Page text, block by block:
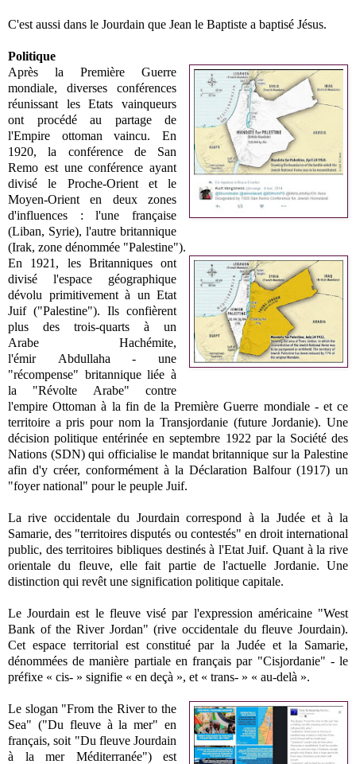
C'est aussi dans le Jourdain que Jean le Baptiste a baptisé Jésus.
Politique
Après la Première Guerre
mondiale, diverses conférences
réunissant les Etats vainqueurs
ont procédé au partage de
l'Empire ottoman vaincu. En
1920, la conférence de San
Remo est une conférence ayant
divisé le Proche-Orient et le
Moyen-Orient en deux zones
d'influences : l'une française
(Liban, Syrie), l'autre britannique
(Irak, zone dénommée "Palestine").
En 1921, les Britanniques ont
divisé l'espace géographique
dévolu primitivement à un Etat
Juif ("Palestine"). Ils confièrent
plus des trois-quarts à un
ArabeHachémite,
l'émir Abdullaha - une
"récompense" britannique liée à
la "Révolte Arabe" contre
l'empire Ottoman à la fin de la Première Guerre mondiale - et ce
territoire a pris pour nom la Transjordanie (future Jordanie). Une
décision politique entérinée en septembre 1922 par la Société des
Nations (SDN) qui officialise le mandat britannique sur la Palestine
afin d'y créer, conformément à la Déclaration Balfour (1917) un
"foyer national" pour le peuple Juif.
La rive occidentale du Jourdain correspond à la Judée et à la
Samarie, des "territoires disputés ou contestés" en droit international
public, des territoires bibliques destinés à l'Etat Juif. Quant à la rive
orientale du fleuve, elle fait partie de l'actuelle Jordanie. Une
distinction qui revêt une signification politique capitale.
Le Jourdain est le fleuve visé par l'expression américaine "West
Bank of the River Jordan" (rive occidentale du fleuve Jourdain).
Cet espace territorial est constitué par la Judée et la Samarie,
dénommées de manière partiale en français par "Cisjordanie" - le
préfixe « cis- » signifie « en deçà », et « trans- » « au-delà ».
Le slogan "From the River to the
Sea" ("Du fleuve à la mer"en
français, soit "Du fleuve Jourdain
à la mer Méditerranée") est